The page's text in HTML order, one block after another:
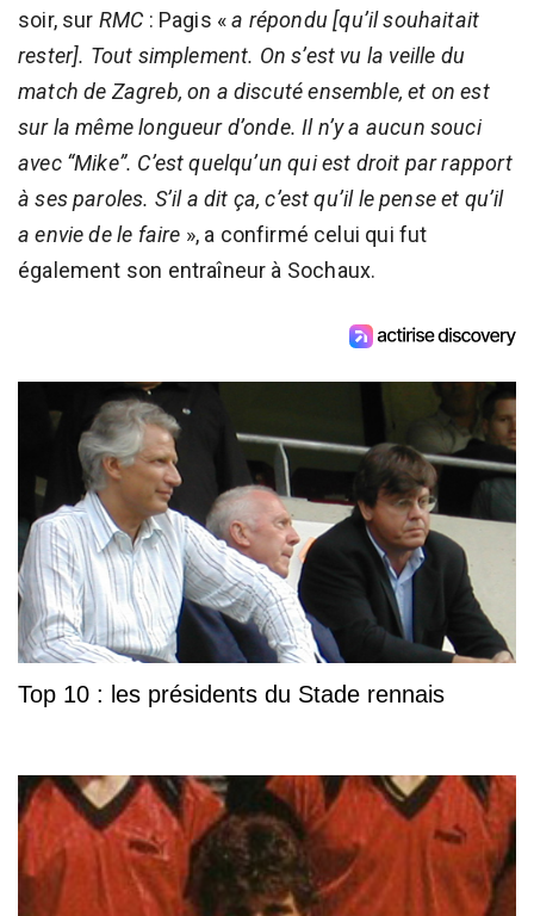
soir, sur RMC : Pagis «a répondu [qu’il souhaitait
rester]. Tout simplement. On s’est vu la veille du
match de Zagreb, on a discuté ensemble, et on est
sur la même longueur d’onde. Il n’y a aucun souci
avec “Mike”. C’est quelqu’un qui est droit par rapport
à ses paroles. S’il a dit ça, c’est qu’il le pense et qu’il
a envie de le faire », a confirmé celui qui fut
également son entraîneur à Sochaux.
Top 10 : les présidents du Stade rennais